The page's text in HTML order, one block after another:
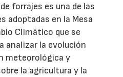
forrajes es una de las
adoptadas en la Mesa
Climático que se
analizar la evolución
meteorológica y
la agricultura y la